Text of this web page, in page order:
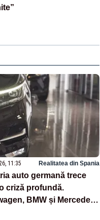
11:35 Realitatea din Spania
auto germană trece
criză profundă.
BMW și Mercedes